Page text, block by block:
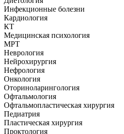
Инфекционные болезни
Кардиология
КТ
Медицинская психология
МРТ
Неврология
Нейрохирургия
Нефрология
Онкология
Оториноларингология
Офтальмология
Офтальмопластическая хирургия
Педиатрия
Пластическая хирургия
Проктология